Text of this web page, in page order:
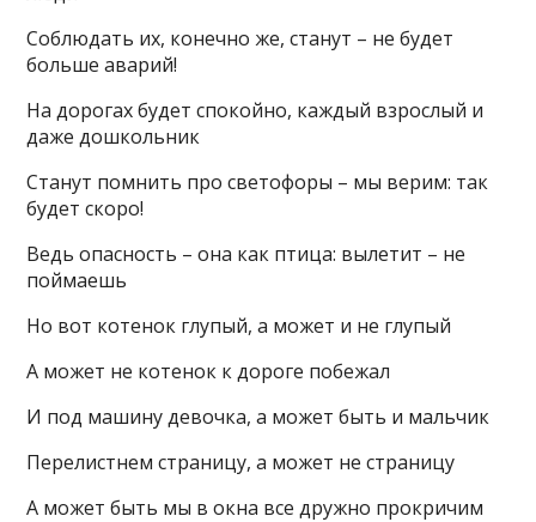
Соблюдать их, конечно же, станут – не будет
больше аварий!
На дорогах будет спокойно, каждый взрослый и
даже дошкольник
Станут помнить про светофоры – мы верим: так
будет скоро!
Ведь опасность – она как птица: вылетит – не
поймаешь
Но вот котенок глупый, а может и не глупый
А может не котенок к дороге побежал
И под машину девочка, а может быть и мальчик
Перелистнем страницу, а может не страницу
А может быть мы в окна все дружно прокричим